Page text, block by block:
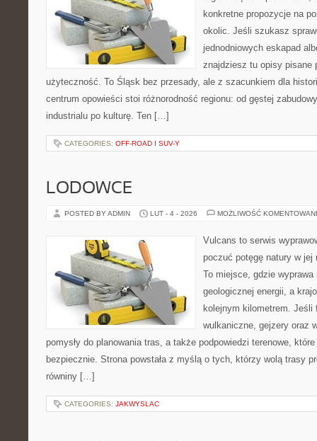
konkretne propozycje na
okolic. Jeśli szukasz
jednodniowych eskapad
znajdziesz tu opisy pisane
użyteczność. To Śląsk bez przesady, ale z szacunkiem dla
centrum opowieści stoi różnorodność regionu: od gęstej
industrialu po kulturę. Ten […]
CATEGORIES: OFF-ROAD I SUV-Y
LODOWCE
POSTED BY ADMIN LUT - 4 - 2026 MOŻLIWOŚĆ
Vulcans to serwis
poczuć potęgę natury w jej
To miejsce, gdzie
geologicznej energii, a
kolejnym kilometrem.
wulkaniczne, gejzery oraz
pomysły do planowania tras, a także podpowiedzi terenowe,
bezpiecznie. Strona powstała z myślą o tych, którzy wolą trasy
równiny […]
CATEGORIES: JAKWYSLAC